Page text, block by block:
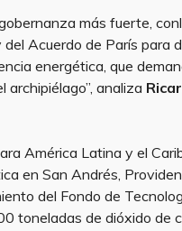
más fuerte,
Acuerdo de París para
energética, que
analiza
América Latina y el
en San Andrés,
del Fondo de
toneladas de dióxido de